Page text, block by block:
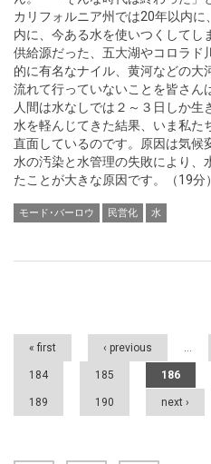
カリフォルニア州では20年以内
内に、今ある水を使いつくしてし
供給源だった、五大湖やコロラド
的に有名なナイル、黄河などの大
流れて行っていないことを皆さ
人間は水なしでは２～３日しか生
水を軽んじてきた結果、いま私た
直面しているのです。原因は気候
水の汚染と水管理の失敗により、
たことが大きな原因です。（19分）
モード･バーロウ 民営化 水
Pages
« first ‹ previous …
184 185 186
189 190 next ›